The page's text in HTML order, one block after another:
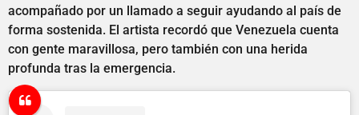
acompañado por un llamado a seguir ayudando al país de
forma sostenida. El artista recordó que Venezuela cuenta
con gente maravillosa, pero también con una herida
profunda tras la emergencia.